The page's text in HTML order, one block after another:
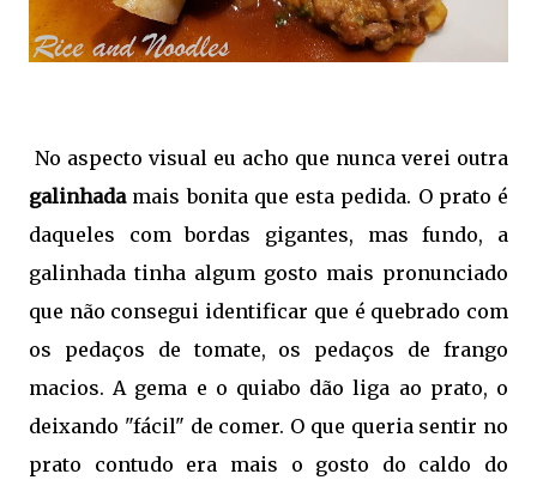
No aspecto visual eu acho que nunca verei outra
galinhada mais bonita que esta pedida. O prato é
daqueles com bordas gigantes, mas fundo, a
galinhada tinha algum gosto mais pronunciado
que não consegui identificar que é quebrado com
os pedaços de tomate, os pedaços de frango
macios. A gema e o quiabo dão liga ao prato, o
deixando "fácil" de comer. O que queria sentir no
prato contudo era mais o gosto do caldo do